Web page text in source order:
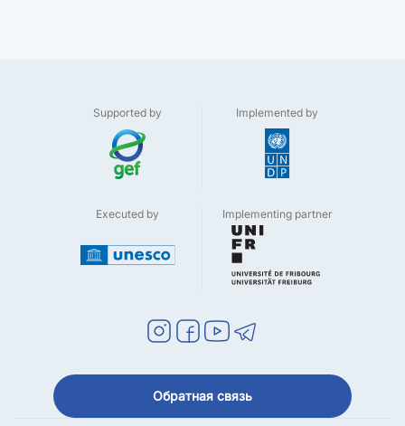
Supported by Implemented by
Executed by Implementing partner
Обратная связь